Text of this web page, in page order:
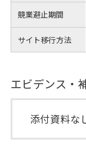
競業避止期間
サイト移行方法
エビデンス・
添付資料な